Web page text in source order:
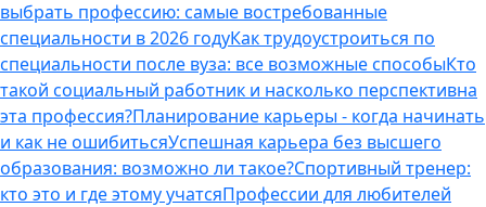
выбрать профессию: самые востребованные
специальности в 2026 годуКак трудоустроиться по
специальности после вуза: все возможные способыКто
такой социальный работник и насколько перспективна
эта профессия?Планирование карьеры - когда начинать
и как не ошибитьсяУспешная карьера без высшего
образования: возможно ли такое?Спортивный тренер:
кто это и где этому учатсяПрофессии для любителей